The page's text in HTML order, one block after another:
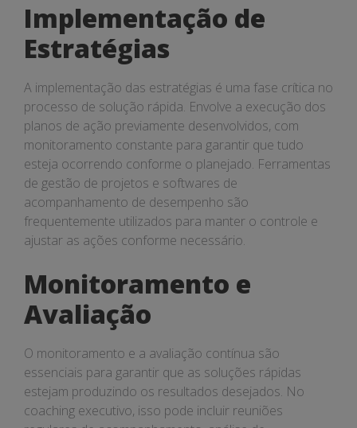
Implementação de
Estratégias
A implementação das estratégias é uma fase crítica no
processo de solução rápida. Envolve a execução dos
planos de ação previamente desenvolvidos, com
monitoramento constante para garantir que tudo
esteja ocorrendo conforme o planejado. Ferramentas
de gestão de projetos e softwares de
acompanhamento de desempenho são
frequentemente utilizados para manter o controle e
ajustar as ações conforme necessário.
Monitoramento e
Avaliação
O monitoramento e a avaliação contínua são
essenciais para garantir que as soluções rápidas
estejam produzindo os resultados desejados. No
coaching executivo, isso pode incluir reuniões